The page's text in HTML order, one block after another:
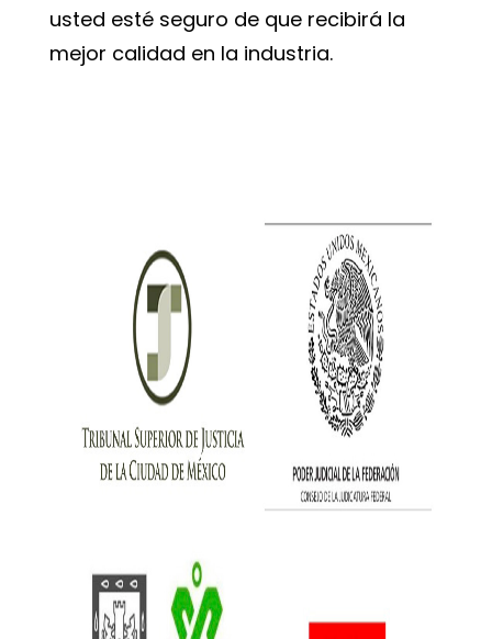
usted esté seguro de que recibirá la
mejor calidad en la industria.